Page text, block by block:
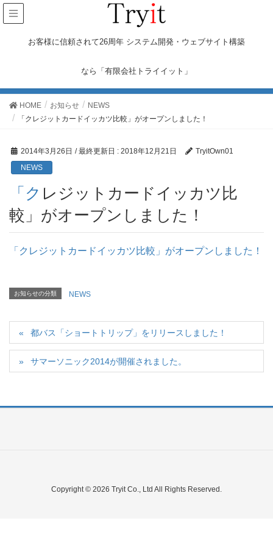
お客様に信頼されて26周年 システム開発・ウェブサイト構築
なら「有限会社トライイット」
HOME お知らせ
NEWS
「クレジットカードイッカツ比較」がオープンしました！
2014年3月26日 / 最終更新日 : 2018年12月21日
TryitOwn01
NEWS
「クレジットカードイッカツ比
較」がオープンしました！
「クレジットカードイッカツ比較」がオープンしました！
お知らせの分類 NEWS
都バス「ショートトリップ」をリリースしました！
サマーソニック2014が開催されました。
Copyright © 2026 Tryit Co., Ltd All Rights Reserved.